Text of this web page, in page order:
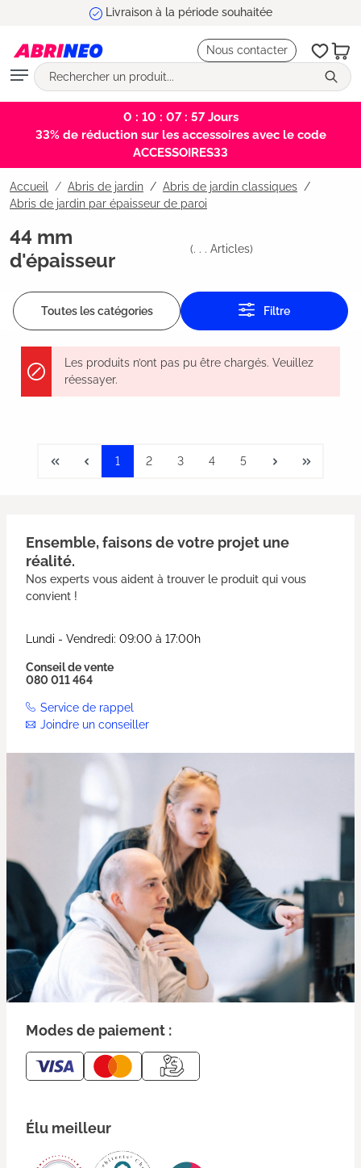
Livraison à la période souhaitée
Nous contacter
0 : 10 : 07 : 57Jours
33% de réduction sur les accessoires avec le code
ACCESSOIRES33
Accueil Abris de jardin / Abris de jardin classiques /
Abris de jardin par épaisseur de paroi
44 mm
d'épaisseur
(. . . Articles)
Toutes les catégories Filtre
Les produits n’ont pas pu être chargés. Veuillez
réessayer.
1 2 3 4 5
Ensemble, faisons de votre projet une
réalité.
Nos experts vous aident à trouver le produit qui vous
convient !
Lundi - Vendredi: 09:00 à 17:00h
Conseil de vente
080 011 464
Service de rappel
Joindre un conseiller
Modes de paiement :
Élu meilleur